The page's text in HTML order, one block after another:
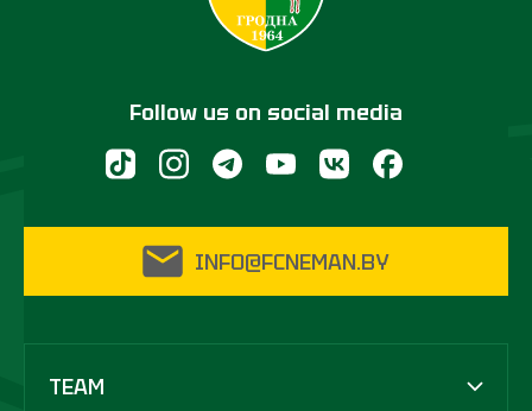
Follow us on social media
INFO@FCNEMAN.BY
TEAM